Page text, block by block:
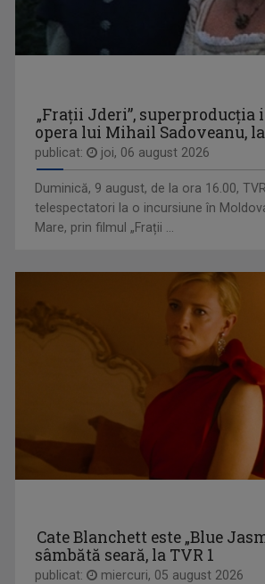
O poveste jurnalistică de prestigiu, în ...
„Salutare, salutare la toată lumea!”, spune, ...
ANDREI - VICTOR DOCHIA
Născut în 12 octombrie 1978, în localitatea ...
EDA MARCUS
E o prezenţă îndrăgită pe micul ecran, ba mai
„Frații Jderi”,
opera lui Mihail Sadoveanu, la
publicat: joi, 06 august 2026
Duminică, 9 august, de la ora 16.00,
telespectatori la o incursiune în
Mare, prin filmul „Frații ...
Cate Blanchett este „Blue
sâmbătă seară, la TVR 1
publicat: miercuri, 05 august 2026